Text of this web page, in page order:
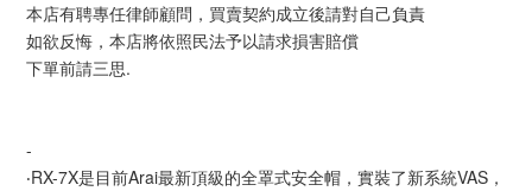
本店有聘專任律師顧問，買賣契約成立後請對自己負責
如欲反悔，本店將依照民法予以請求損害賠償
下單前請三思.
-
‧RX-7X是目前Arai最新頂級的全罩式安全帽，實裝了新系統VAS，